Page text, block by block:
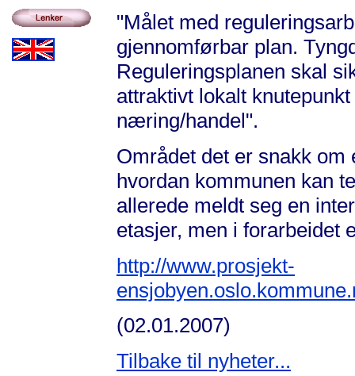
"Målet med
gjennomførbar plan.
Reguleringsplanen skal
attraktivt lokalt
næring/handel".
Området det er snakk
hvordan kommunen kan
allerede meldt seg en
etasjer, men i forarbeidet
http://www.prosjekt-
(02.01.2007)
Tilbake til nyheter...